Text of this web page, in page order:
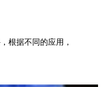
根据不同的应用，